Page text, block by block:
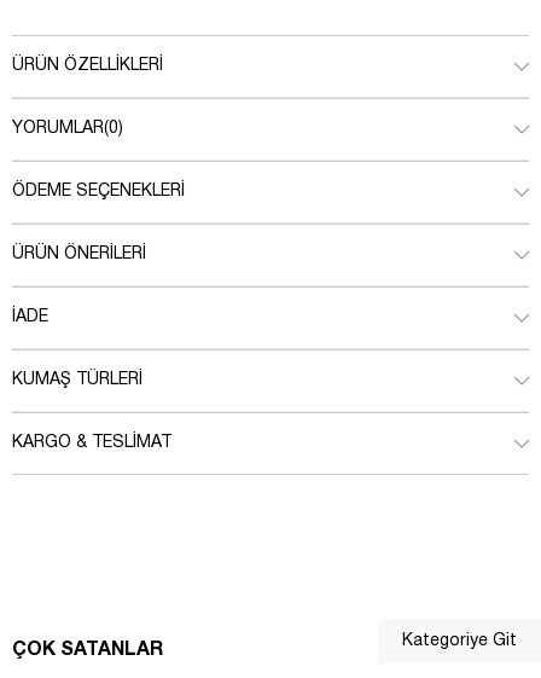
ÜRÜN ÖZELLIKLERI
YORUMLAR(0)
ÖDEME SEÇENEKLERI
ÜRÜN ÖNERILERI
İADE
KUMAŞ TÜRLERI
KARGO & TESLIMAT
ÇOK SATANLAR
Kategoriye Git